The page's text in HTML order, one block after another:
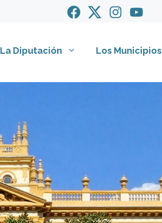
La Diputación Los Municipios